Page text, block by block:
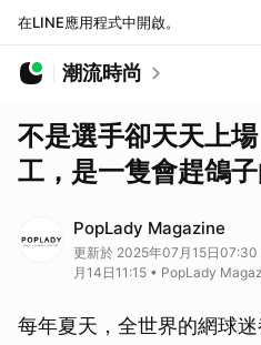
在LINE應用程式中開啟。
潮流時尚
不是選手卻天天上
工，是一隻會趕鴿子
PopLady Magazine
更新於 2025年07月15日
月14日11:15 • PopLady
每年夏天，全世界的網球